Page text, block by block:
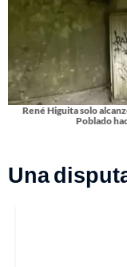
René Higuita solo
Poblado
Una